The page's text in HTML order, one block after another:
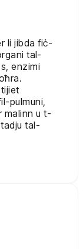
li jibda fiċ-
tal-
enzimi
pulmuni,
malinn u t-
tal-